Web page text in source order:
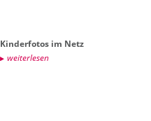
Kin­der­fo­tos im Netz
wei­ter­le­sen